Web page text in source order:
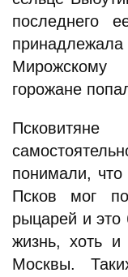
последнего
горожане
понимали,
Псков мог
рыцарей и
жизнь, хоть и
Москвы.